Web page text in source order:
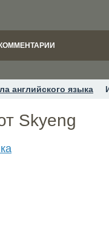
КОММЕНТАРИИ
английского языка
Skyeng